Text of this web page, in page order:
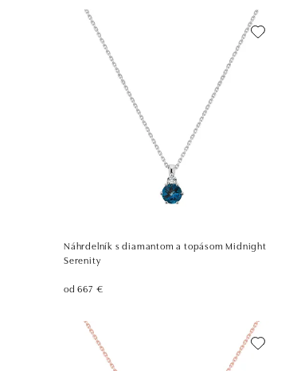
Náhrdelník s diamantom a topásom Midnight
Serenity
od 667 €